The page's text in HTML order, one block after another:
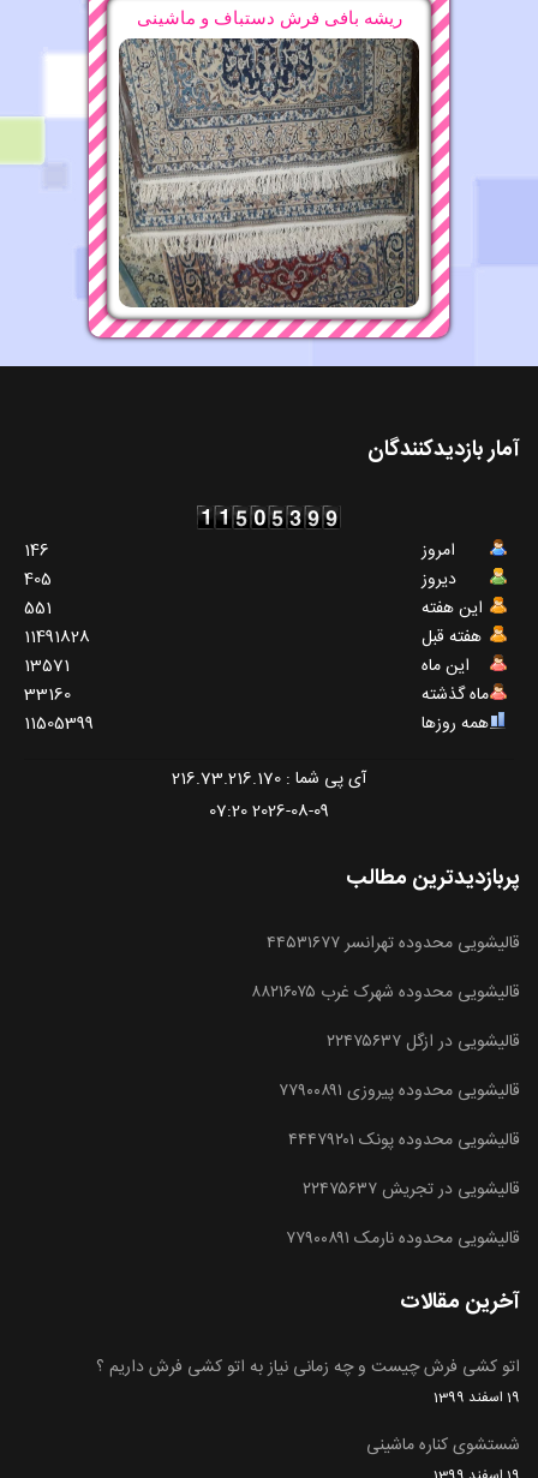
ریشه بافی فرش دستباف و ماشینی
آمار بازدیدکنندگان
امروز
دیروز
این هفته
هفته قبل
این ماه
ماه گذشته
همه روزها
146
405
551
11491828
13571
33160
11505399
آی پی شما : 216.73.216.170
2026-08-09 07:20
پربازدیدترین مطالب
قالیشویی محدوده تهرانسر ۴۴۵۳۱۶۷۷
قالیشویی محدوده شهرک غرب ۸۸۲۱۶۰۷۵
قالیشویی در ازگل ۲۲۴۷۵۶۳۷
قالیشویی محدوده پیروزی ۷۷۹۰۰۸۹۱
قالیشویی محدوده پونک ۴۴۴۷۹۲۰۱
قالیشویی در تجریش ۲۲۴۷۵۶۳۷
قالیشویی محدوده نارمک ۷۷۹۰۰۸۹۱
آخرین مقالات
اتو کشی فرش چیست و چه زمانی نیاز به اتو کشی فرش داریم ؟
19 اسفند 1399
شستشوی کناره ماشینی